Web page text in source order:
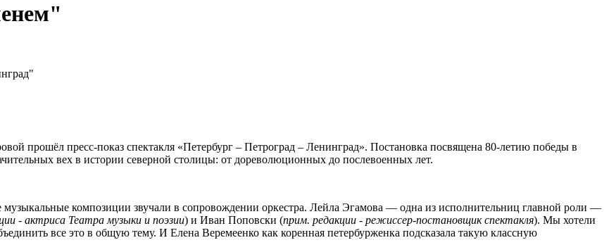
прошёл пресс-показ спектакля «Петербург – Петроград – Ленинград». Постановка посвящена 80-летию победы в
вех в истории северной столицы: от дореволюционных до послевоенных лет.
композиции звучали в сопровождении оркестра. Лейла Эгамова — одна из исполнительниц главной роли —
- актриса Театра музыки и поэзии) и Иван Поповски (прим. редакции - режиссер-постановщик спектакля). Мы хотели
все это в общую тему. И Елена Веремеенко как коренная петербурженка подсказала такую классную